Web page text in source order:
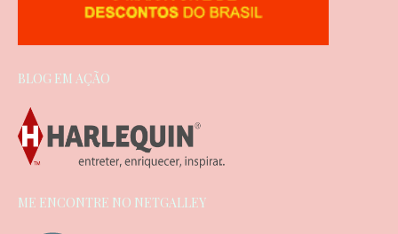
BLOG EM AÇÃO
ME ENCONTRE NO NETGALLEY